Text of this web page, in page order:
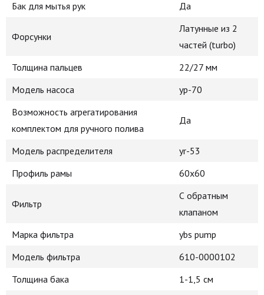
Бак для мытья рук
Да
Форсунки
Латунные из 2
частей (turbo)
Толщина пальцев
22/27 мм
Модель насоса
yp-70
Возможность агрегатирования
комплектом для ручного полива
Да
Модель распределителя
yr-53
Профиль рамы
60x60
Фильтр
С обратным
клапаном
Марка фильтра
ybs pump
Модель фильтра
610-0000102
Толщина бака
1-1,5 см